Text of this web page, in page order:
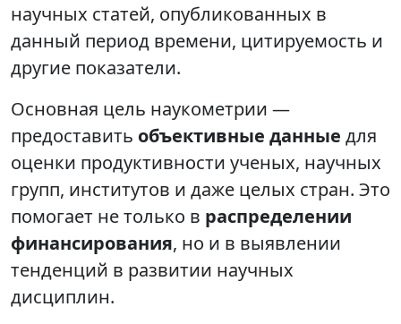
научных статей, опубликованных в
данный период времени, цитируемость и
другие показатели.
Основная цель наукометрии —
предоставить объективные данные для
оценки продуктивности ученых, научных
групп, институтов и даже целых стран. Это
помогает не только в распределении
финансирования, но и в выявлении
тенденций в развитии научных
дисциплин.